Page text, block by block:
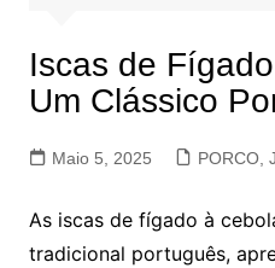
Iscas de
Um Clássico
Maio 5, 2025 PORCO,
As iscas de fígado à
tradicional português,